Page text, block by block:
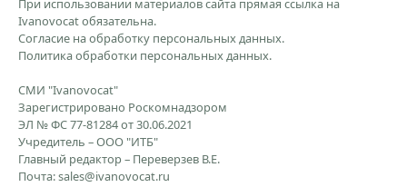
Ivanovocat обязательна.
Согласие на обработку персональных данных.
Политика обработки персональных данных.
СМИ "Ivanovocat"
Зарегистрировано Роскомнадзором
ЭЛ № ФС 77-81284 от 30.06.2021
Учредитель – ООО "ИТБ"
Главный редактор – Переверзев В.Е.
Почта:sales@ivanovocat.ru